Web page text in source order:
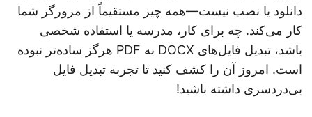
دانلود یا نصب نیست—همه چیز مستقیماً از مرورگر شما
کار می‌کند. چه برای کار، مدرسه یا استفاده شخصی
باشد، تبدیل فایل‌های DOCX به PDF هرگز ساده‌تر نبوده
است. امروز آن را کشف کنید تا تجربه تبدیل فایل
بی‌دردسری داشته باشید!